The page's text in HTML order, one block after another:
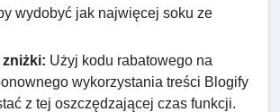
wydobyć jak najwięcej soku ze
zniżki: Użyj kodu rabatowego na
wykorzystania treści Blogify
z tej oszczędzającej czas funkcji.